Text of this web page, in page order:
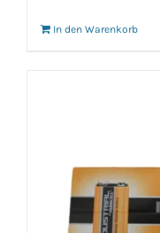
In den Warenkorb